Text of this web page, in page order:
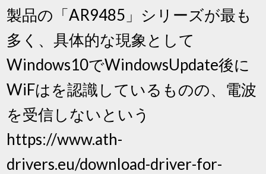
製品の「AR9485」シリーズが最も
多く、具体的な現象として
Windows10でWindowsUpdate後に
WiFはを認識しているものの、電波
を受信しないという
https://www.ath-
drivers.eu/download-driver-for-